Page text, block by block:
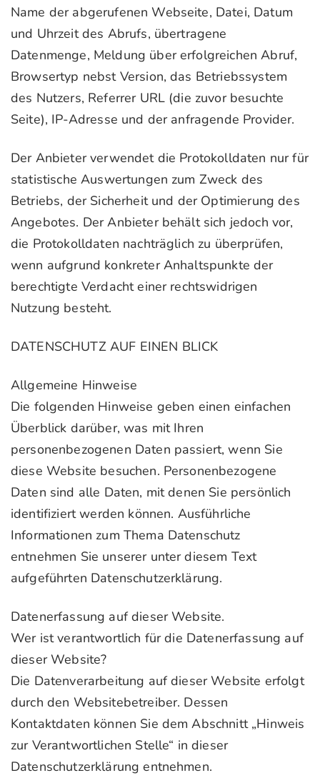
Name der abgerufenen Webseite, Datei, Datum
und Uhrzeit des Abrufs, übertragene
Datenmenge, Meldung über erfolgreichen Abruf,
Browsertyp nebst Version, das Betriebssystem
des Nutzers, Referrer URL (die zuvor besuchte
Seite), IP-Adresse und der anfragende Provider.
Der Anbieter verwendet die Protokolldaten nur für
statistische Auswertungen zum Zweck des
Betriebs, der Sicherheit und der Optimierung des
Angebotes. Der Anbieter behält sich jedoch vor,
die Protokolldaten nachträglich zu überprüfen,
wenn aufgrund konkreter Anhaltspunkte der
berechtigte Verdacht einer rechtswidrigen
Nutzung besteht.
DATENSCHUTZ AUF EINEN BLICK
Allgemeine Hinweise
Die folgenden Hinweise geben einen einfachen
Überblick darüber, was mit Ihren
personenbezogenen Daten passiert, wenn Sie
diese Website besuchen. Personenbezogene
Daten sind alle Daten, mit denen Sie persönlich
identifiziert werden können. Ausführliche
Informationen zum Thema Datenschutz
entnehmen Sie unserer unter diesem Text
aufgeführten Datenschutzerklärung.
Datenerfassung auf dieser Website.
Wer ist verantwortlich für die Datenerfassung auf
dieser Website?
Die Datenverarbeitung auf dieser Website erfolgt
durch den Websitebetreiber. Dessen
Kontaktdaten können Sie dem Abschnitt „Hinweis
zur Verantwortlichen Stelle“ in dieser
Datenschutzerklärung entnehmen.